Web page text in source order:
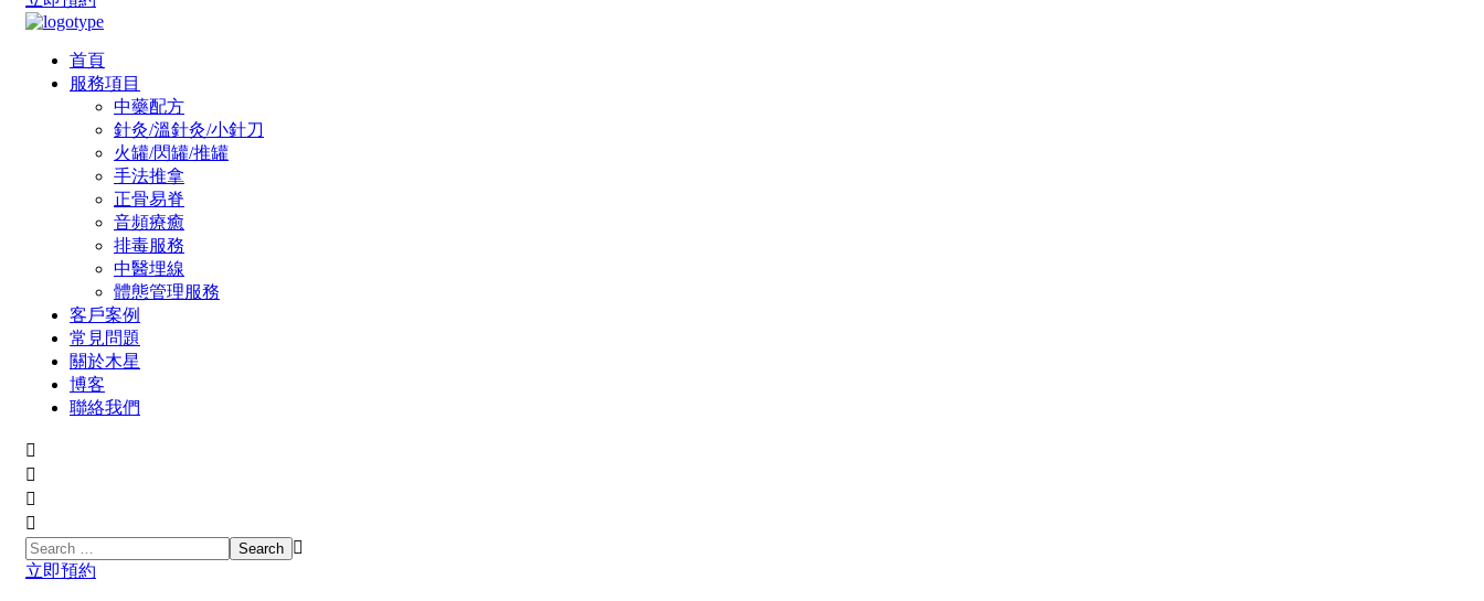
首頁
服務項目
中藥配方
針灸/溫針灸/小針刀
火罐/閃罐/推罐
手法推拿
正骨易脊
⾳頻療癒
排毒服務
中醫埋線
體態管理服務
客戶案例
常見問題
關於木星
博客
聯絡我們
立即預約